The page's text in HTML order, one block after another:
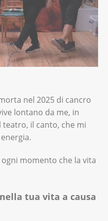
nel 2025 di cancro
lontano da me, in
il canto, che mi
momento che la vita
tua vita a causa